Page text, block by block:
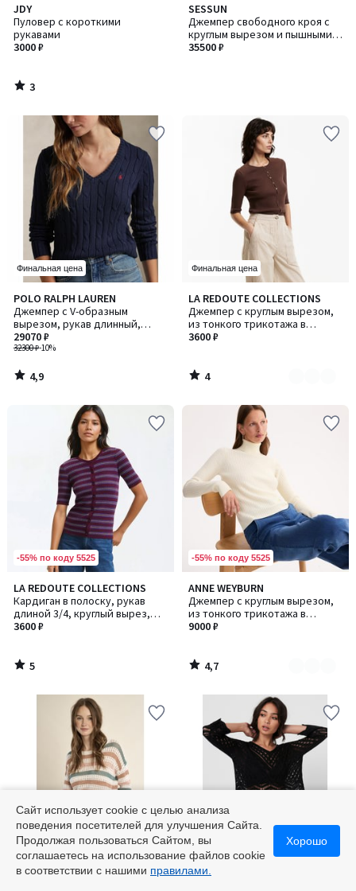
JDY
Пуловер с короткими
рукавами
3000 ₽
3
/
5
3
/
SESSUN
Джемпер свободного кроя с
круглым вырезом и пышными
рукавами, KANSO / КАНСО
35500 ₽
Финальная цена
POLO RALPH LAUREN
Джемпер с V-образным
вырезом, рукав длинный,
вязка косами, KIMBERLY /
КИМБЕРЛИ
32300 ₽-10%
29070 ₽
4,9
/ 5
4,9
/
Финальная цена
LA REDOUTE COLLECTIONS
Джемпер с круглым вырезом,
из тонкого трикотажа в
рубчик, смесь шерсти и
3600 ₽
4
/
5
Количество
цветов:
2
4
/
-55% по коду 5525
LA REDOUTE COLLECTIONS
Кардиган в полоску, рукав
длиной 3/4, круглый вырез,
тонкая вязка, застежка на
3600 ₽
5
/
5
5
/
-55% по коду 5525
ANNE WEYBURN
Джемпер с круглым вырезом,
из тонкого трикотажа в
рубчик, из смесовой шерсти
9000 ₽
4,7
/ 5
Количество
цветов:
2
4,7
/
Финальная цена
MOLLY BRACKEN
Количество
Финальная цена
JDY
4,6
Количество
Сайт использует cookie с целью анализа
поведения посетителей для улучшения Сайта.
Продолжая пользоваться Сайтом, вы
соглашаетесь на использование файлов cookie
в соответствии с нашими правилами.
Хорошо